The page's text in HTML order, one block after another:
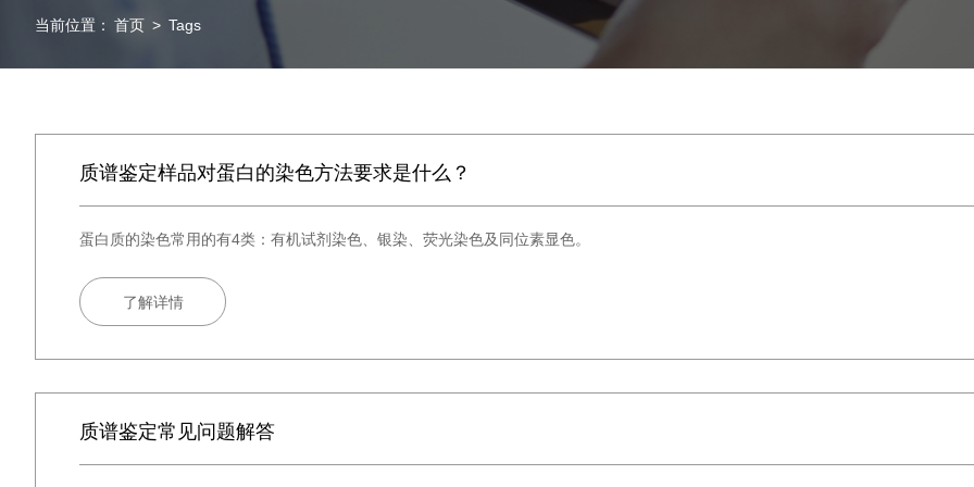
当前位置： 首页 > Tags
质谱鉴定样品对蛋白的染色方法要求是什么？
蛋白质的染色常用的有4类：有机试剂染色、银染、荧光染色及同位素显色。
了解详情
质谱鉴定常见问题解答